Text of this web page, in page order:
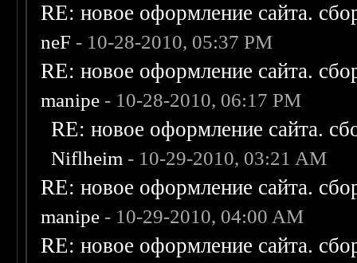
RE: новое оформление сайта.
neF - 10-28-2010, 05:37 PM
RE: новое оформление сайта.
manipe - 10-28-2010, 06:17 PM
RE: новое оформление сайта.
Niflheim - 10-29-2010, 03:21 AM
RE: новое оформление сайта.
manipe - 10-29-2010, 04:00 AM
RE: новое оформление сайта.